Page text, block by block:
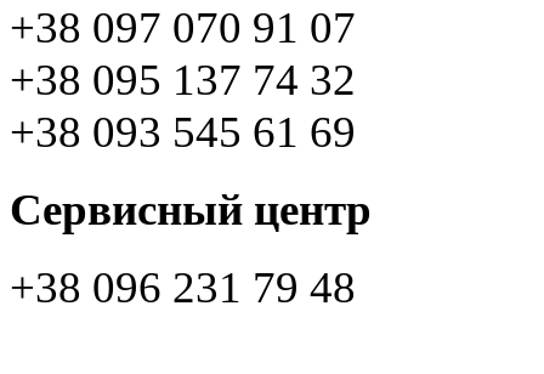
+38 097 070 91 07
+38 095 137 74 32
+38 093 545 61 69
Сервисный центр
+38 096 231 79 48